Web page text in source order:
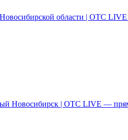
области | ОТС LIVE
Новосибирск | ОТС LIVE —